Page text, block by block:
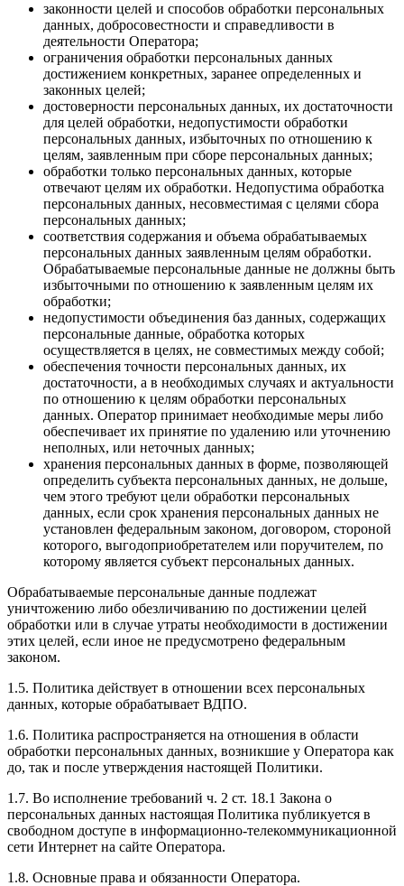
законности целей и способов обработки персональных
данных, добросовестности и справедливости в
деятельности Оператора;
ограничения обработки персональных данных
достижением конкретных, заранее определенных и
законных целей;
достоверности персональных данных, их достаточности
для целей обработки, недопустимости обработки
персональных данных, избыточных по отношению к
целям, заявленным при сборе персональных данных;
обработки только персональных данных, которые
отвечают целям их обработки. Недопустима обработка
персональных данных, несовместимая с целями сбора
персональных данных;
соответствия содержания и объема обрабатываемых
персональных данных заявленным целям обработки.
Обрабатываемые персональные данные не должны быть
избыточными по отношению к заявленным целям их
обработки;
недопустимости объединения баз данных, содержащих
персональные данные, обработка которых
осуществляется в целях, не совместимых между собой;
обеспечения точности персональных данных, их
достаточности, а в необходимых случаях и актуальности
по отношению к целям обработки персональных
данных. Оператор принимает необходимые меры либо
обеспечивает их принятие по удалению или уточнению
неполных, или неточных данных;
хранения персональных данных в форме, позволяющей
определить субъекта персональных данных, не дольше,
чем этого требуют цели обработки персональных
данных, если срок хранения персональных данных не
установлен федеральным законом, договором, стороной
которого, выгодоприобретателем или поручителем, по
которому является субъект персональных данных.
Обрабатываемые персональные данные подлежат
уничтожению либо обезличиванию по достижении целей
обработки или в случае утраты необходимости в достижении
этих целей, если иное не предусмотрено федеральным
законом.
1.5. Политика действует в отношении всех персональных
данных, которые обрабатывает ВДПО.
1.6. Политика распространяется на отношения в области
обработки персональных данных, возникшие у Оператора как
до, так и после утверждения настоящей Политики.
1.7. Во исполнение требований ч. 2 ст. 18.1 Закона о
персональных данных настоящая Политика публикуется в
свободном доступе в информационно-телекоммуникационной
сети Интернет на сайте Оператора.
1.8. Основные права и обязанности Оператора.